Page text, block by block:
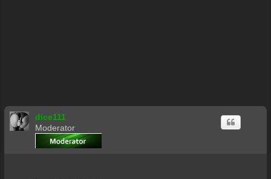
dice111
Moderator